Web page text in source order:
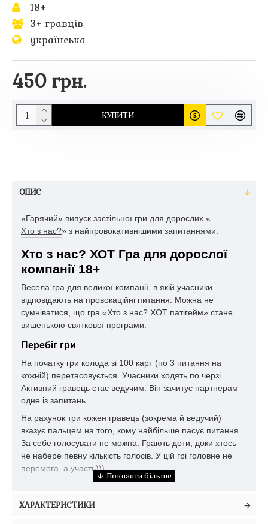
450 грн.
18+
3+ гравців
українська
КУПИТИ
ОПИС
«Гарячий» випуск застільної гри для дорослих «
Хто з нас?» з найпровокативнішими запитаннями.
Хто з нас? ХОТ Гра для дорослої
компанії 18+
Весела гра для великої компанії, в якій учасники
відповідають на провокаційні питання. Можна не
сумніватися, що гра «Хто з нас? ХОТ патігейм» стане
вишенькою святкової програми.
Перебіг гри
На початку гри колода зі 100 карт (по 3 питання на
кожній) перетасовується. Учасники ходять по черзі.
Активний гравець стає ведучим. Він зачитує партнерам
одне із запитань.
На рахунок три кожен гравець (зокрема й ведучий)
вказує пальцем на того, кому найбільше пасує питання.
За себе голосувати не можна. Грають доти, доки хтось
не набере певну кількість голосів. У цій грі головне не
перемога, а участь)))
ХАРАКТЕРИСТИКИ